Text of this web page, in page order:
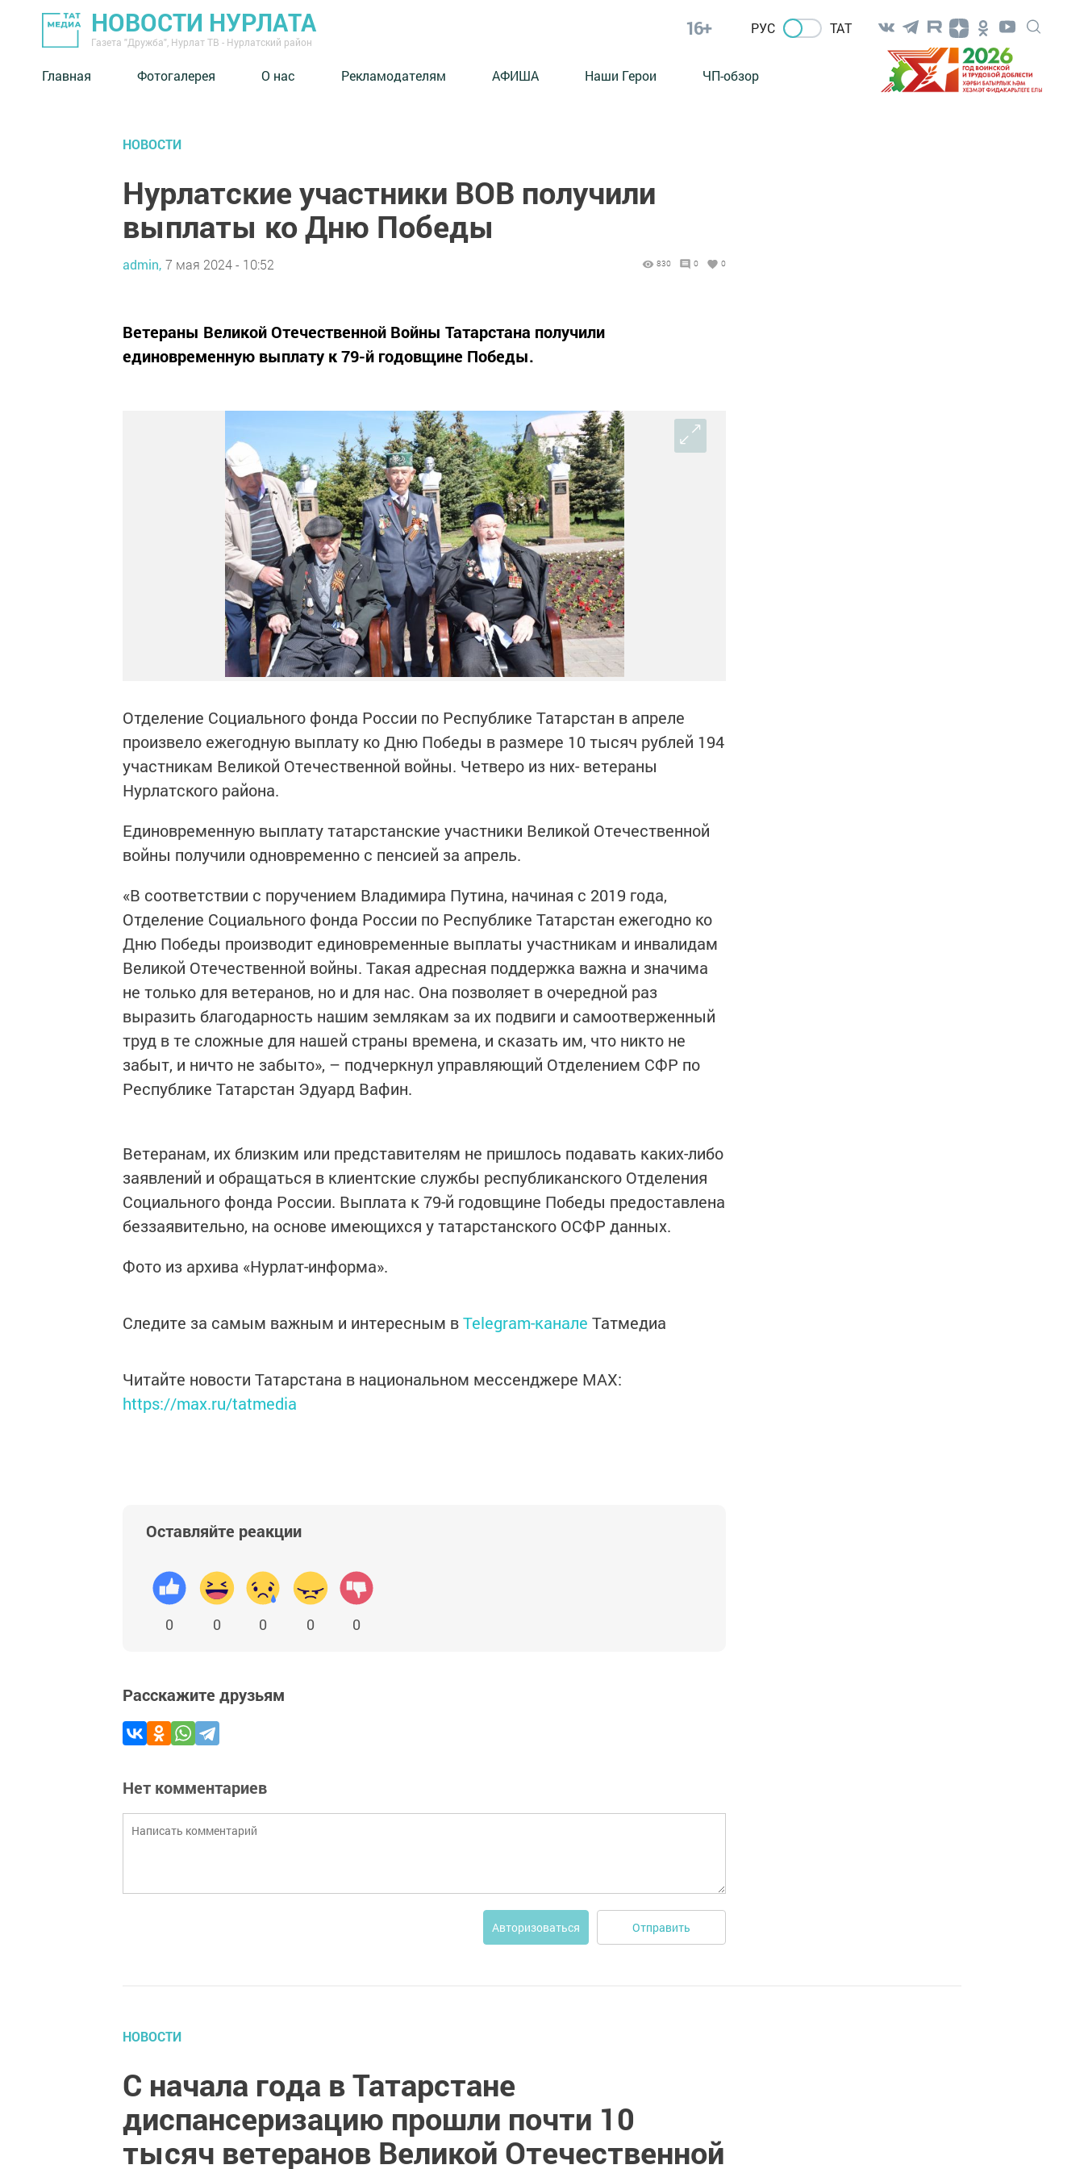
НОВОСТИ НУРЛАТА
Газета "Дружба", Нурлат ТВ - Нурлатский район
16+ РУС ТАТ
Главная Фотогалерея О нас Рекламодателям АФИША Наши Герои ЧП-обзор
НОВОСТИ
Нурлатские участники ВОВ получили
выплаты ко Дню Победы
admin, 7 мая 2024 - 10:52 830 0 0
Ветераны Великой Отечественной Войны Татарстана получили
единовременную выплату к 79-й годовщине Победы.
Отделение Социального фонда России по Республике Татарстан в апреле
произвело ежегодную выплату ко Дню Победы в размере 10 тысяч рублей 194
участникам Великой Отечественной войны. Четверо из них- ветераны
Нурлатского района.
Единовременную выплату татарстанские участники Великой Отечественной
войны получили одновременно с пенсией за апрель.
«В соответствии с поручением Владимира Путина, начиная с 2019 года,
Отделение Социального фонда России по Республике Татарстан ежегодно ко
Дню Победы производит единовременные выплаты участникам и инвалидам
Великой Отечественной войны. Такая адресная поддержка важна и значима
не только для ветеранов, но и для нас. Она позволяет в очередной раз
выразить благодарность нашим землякам за их подвиги и самоотверженный
труд в те сложные для нашей страны времена, и сказать им, что никто не
забыт, и ничто не забыто», – подчеркнул управляющий Отделением СФР по
Республике Татарстан Эдуард Вафин.
Ветеранам, их близким или представителям не пришлось подавать каких-либо
заявлений и обращаться в клиентские службы республиканского Отделения
Социального фонда России. Выплата к 79-й годовщине Победы предоставлена
беззаявительно, на основе имеющихся у татарстанского ОСФР данных.
Фото из архива «Нурлат-информа».
Следите за самым важным и интересным вTelegram-канале Татмедиа
Читайте новости Татарстана в национальном мессенджере MАХ:
https://max.ru/tatmedia
Оставляйте реакции
0 0 0 0 0
Расскажите друзьям
Нет комментариев
Авторизоваться Отправить
НОВОСТИ
С начала года в Татарстане
диспансеризацию прошли почти 10
тысяч ветеранов Великой Отечественной